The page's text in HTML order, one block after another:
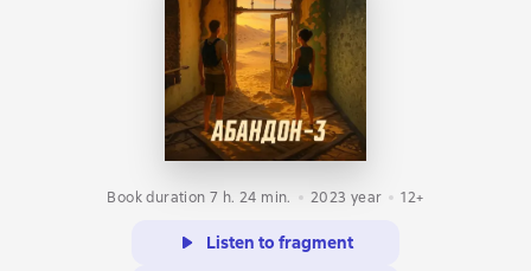
Book duration 7 h. 24 min. 2023 year 12+
Listen to fragment